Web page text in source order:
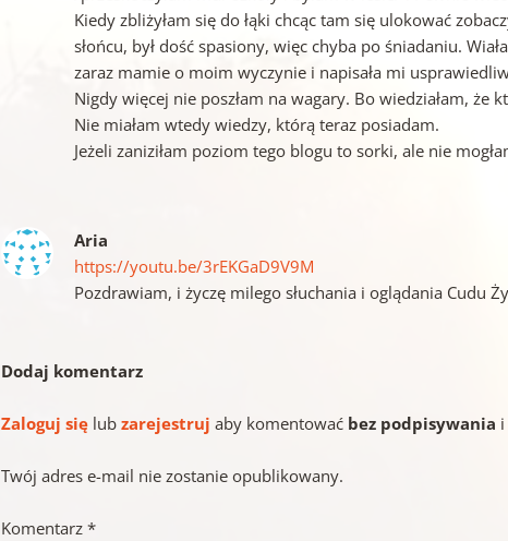
Kiedy zbliżyłam się do łąki chcąc tam się ulokować
słońcu, był dość spasiony, więc chyba po śniadaniu.
zaraz mamie o moim wyczynie i napisała mi
Nigdy więcej nie poszłam na wagary. Bo wiedziałam, że
Nie miałam wtedy wiedzy, którą teraz posiadam.
Jeżeli zaniziłam poziom tego blogu to sorki, ale nie
Aria
https://youtu.be/3rEKGaD9V9M
Pozdrawiam, i życzę milego słuchania i oglądania Cudu
Dodaj komentarz
Zaloguj się lubzarejestruj aby komentować bez podpisywania
Twój adres e-mail nie zostanie opublikowany.
Komentarz*